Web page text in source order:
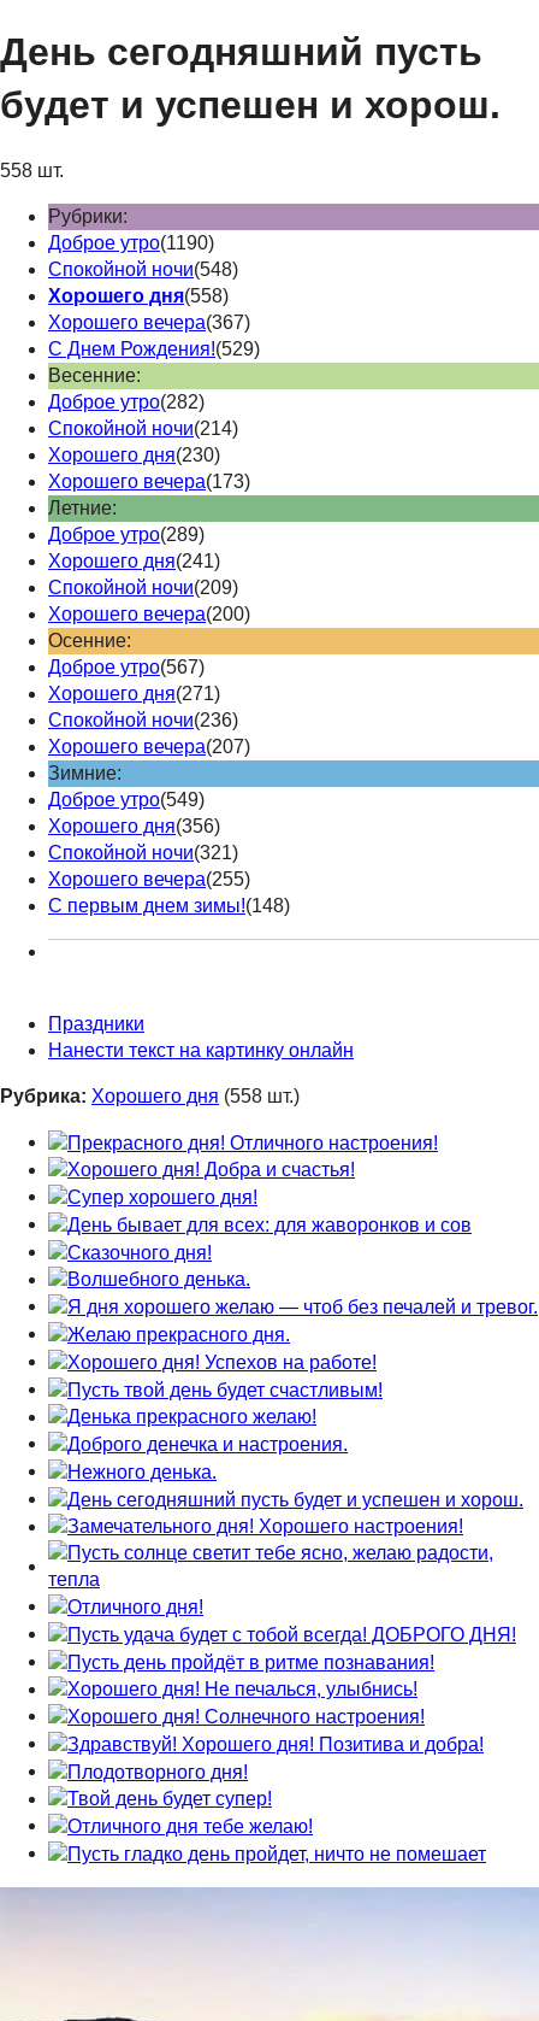
День сегодняшний пусть
будет и успешен и хорош.
558 шт.
Рубрики:
Доброе утро(1190)
Спокойной ночи(548)
Хорошего дня(558)
Хорошего вечера(367)
С Днем Рождения!(529)
Весенние:
Доброе утро(282)
Спокойной ночи(214)
Хорошего дня(230)
Хорошего вечера(173)
Летние:
Доброе утро(289)
Хорошего дня(241)
Спокойной ночи(209)
Хорошего вечера(200)
Осенние:
Доброе утро(567)
Хорошего дня(271)
Спокойной ночи(236)
Хорошего вечера(207)
Зимние:
Доброе утро(549)
Хорошего дня(356)
Спокойной ночи(321)
Хорошего вечера(255)
С первым днем зимы!(148)
Праздники
Нанести текст на картинку онлайн
Рубрика: Хорошего дня (558 шт.)